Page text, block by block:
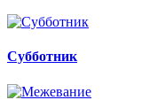
Субботник